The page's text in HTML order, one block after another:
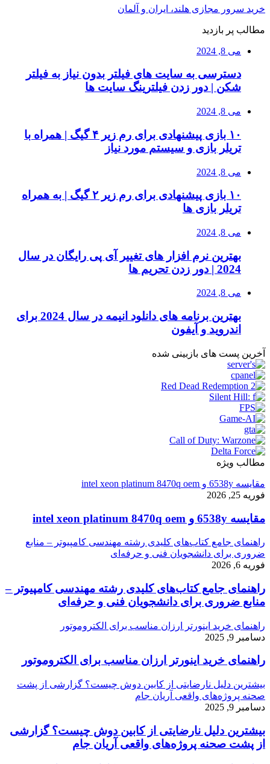
خرید سرور مجازی هلند، ایران و آلمان
مطالب پر بازدید
می 8, 2024
دسترسی به سایت های فیلتر بدون نیاز به فیلتر
شکن | دور زدن فیلترینگ سایت ها
می 8, 2024
۱۰ بازی پیشنهادی برای رم زیر ۴ گیگ | همراه با
تریلر بازی و سیستم مورد نیاز
می 8, 2024
۱۰ بازی پیشنهادی برای رم زیر ۲ گیگ | به همراه
تریلر بازی ها
می 8, 2024
بهترین نرم افزار های تغییر آی پی رایگان در سال
2024 | دور زدن تحریم ها
می 8, 2024
بهترین برنامه های دانلود انیمه در سال 2024 برای
اندروید و آیفون
آخرین پست های بازبینی شده
مطالب ویژه
مقایسه 6538y و intel xeon platinum 8470q oem
فوریه 25, 2026
مقایسه 6538y و intel xeon platinum 8470q oem
راهنمای جامع کتاب‌های کلیدی رشته مهندسی کامپیوتر – منابع
ضروری برای دانشجویان فنی و حرفه‌ای
فوریه 6, 2026
راهنمای جامع کتاب‌های کلیدی رشته مهندسی کامپیوتر –
منابع ضروری برای دانشجویان فنی و حرفه‌ای
راهنمای خرید اینورتر ارزان مناسب برای الکتروموتور
دسامبر 9, 2025
راهنمای خرید اینورتر ارزان مناسب برای الکتروموتور
بیشترین دلیل نارضایتی از کابین دوش چیست؟ گزارشی از پشت
صحنه پروژه‌های واقعی آریان جام
دسامبر 9, 2025
بیشترین دلیل نارضایتی از کابین دوش چیست؟ گزارشی
از پشت صحنه پروژه‌های واقعی آریان جام